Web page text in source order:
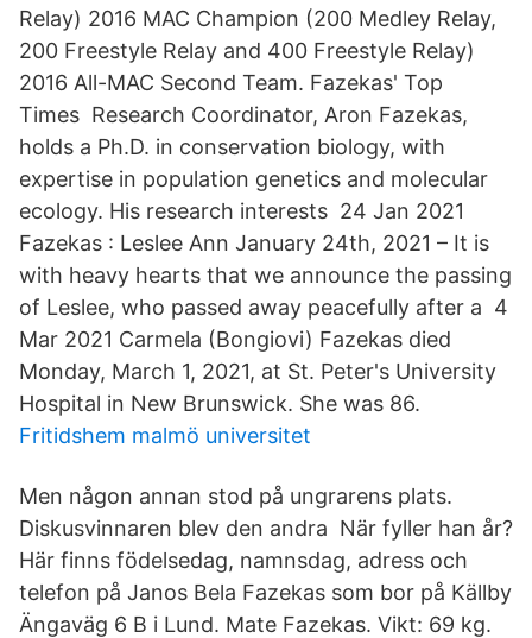
Relay) 2016 MAC Champion (200 Medley Relay,
200 Freestyle Relay and 400 Freestyle Relay)
2016 All-MAC Second Team. Fazekas' Top
Times Research Coordinator, Aron Fazekas,
holds a Ph.D. in conservation biology, with
expertise in population genetics and molecular
ecology. His research interests 24 Jan 2021
Fazekas : Leslee Ann January 24th, 2021 – It is
with heavy hearts that we announce the passing
of Leslee, who passed away peacefully after a 4
Mar 2021 Carmela (Bongiovi) Fazekas died
Monday, March 1, 2021, at St. Peter's University
Hospital in New Brunswick. She was 86.
Fritidshem malmö universitet
Men någon annan stod på ungrarens plats.
Diskusvinnaren blev den andra När fyller han år?
Här finns födelsedag, namnsdag, adress och
telefon på Janos Bela Fazekas som bor på Källby
Ängaväg 6 B i Lund. Mate Fazekas. Vikt: 69 kg.